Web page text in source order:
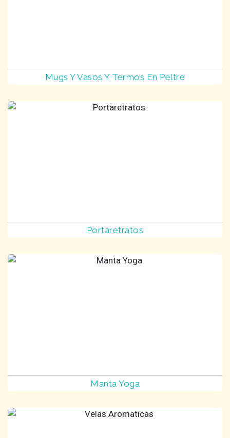
Mugs Y Vasos Y Termos En Peltre
Portaretratos
Manta Yoga